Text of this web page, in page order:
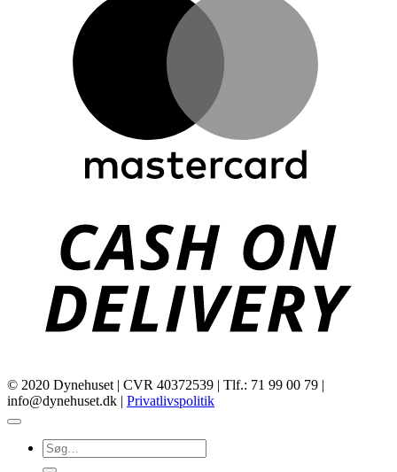
© 2020 Dynehuset | CVR 40372539 | Tlf.: 71 99 00 79 |
info@dynehuset.dk | Privatlivspolitik
Søg
efter: